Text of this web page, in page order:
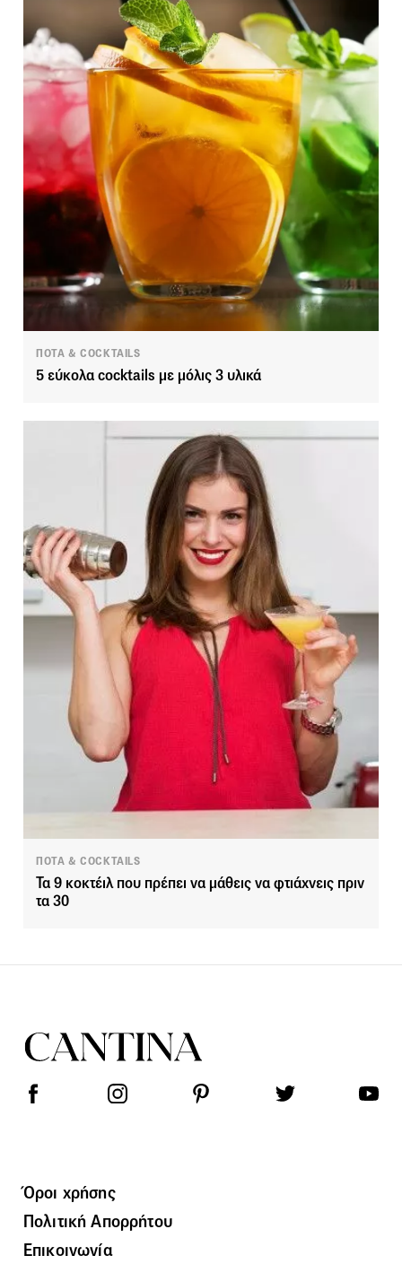
ΠΟΤΑ & COCKTAILS
5 εύκολα cocktails με μόλις 3 υλικά
ΠΟΤΑ & COCKTAILS
Τα 9 κοκτέιλ που πρέπει να μάθεις να φτιάχνεις πριν
τα 30
Όροι χρήσης
Πολιτική Απορρήτου
Επικοινωνία